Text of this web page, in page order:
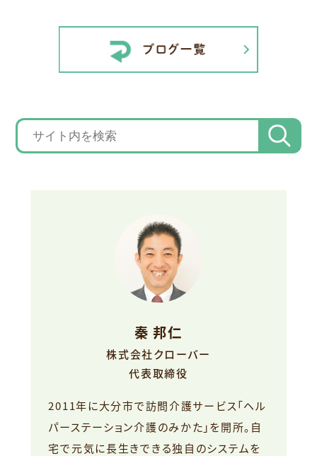
秦 邦仁
株式会社クローバー
代表取締役
2011年に大分市で訪問介護サービス「ヘル
パーステーション介護のみかた」を開所。自
宅で元気に長生きできる独自のシステムを